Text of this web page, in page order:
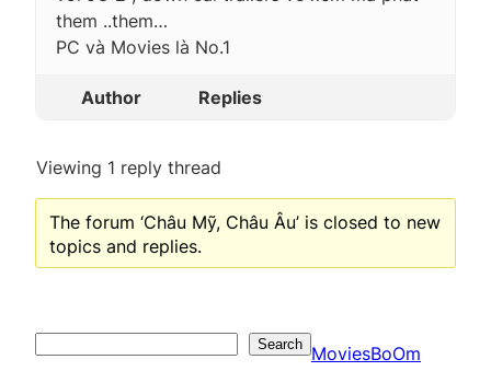
them ..them…
PC và Movies là No.1
Author Replies
Viewing 1 reply thread
The forum ‘Châu Mỹ, Châu Âu’ is closed to new
topics and replies.
Search MoviesBoOm